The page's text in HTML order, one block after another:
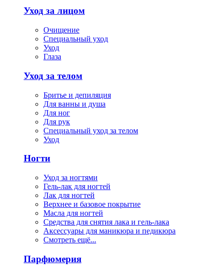
Уход за лицом
Очищение
Специальный уход
Уход
Глаза
Уход за телом
Бритье и депиляция
Для ванны и душа
Для ног
Для рук
Специальный уход за телом
Уход
Ногти
Уход за ногтями
Гель-лак для ногтей
Лак для ногтей
Верхнее и базовое покрытие
Масла для ногтей
Средства для снятия лака и гель-лака
Аксессуары для маникюра и педикюра
Смотреть ещё...
Парфюмерия